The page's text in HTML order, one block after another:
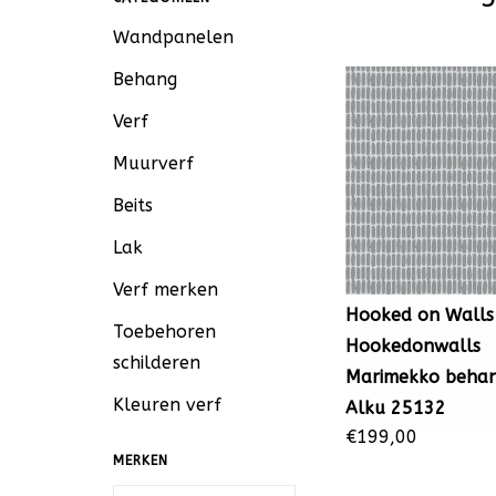
Wandpanelen
Behang
Verf
Muurverf
Beits
Lak
Verf merken
Toebehoren
schilderen
Kleuren verf
MERKEN
Hooked on Walls
Hookedonwalls
Marimekko
Alku 25132
€199,00